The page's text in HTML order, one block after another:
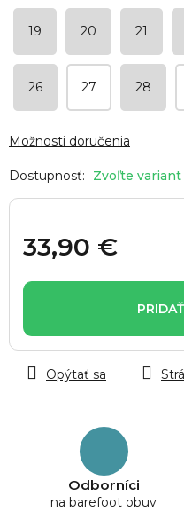
Zvoľte variant
19 20 21
26 27 28
Možnosti doručenia
33,90 €
cena:
Odborníci
na barefoot obuv
Opýtať sa